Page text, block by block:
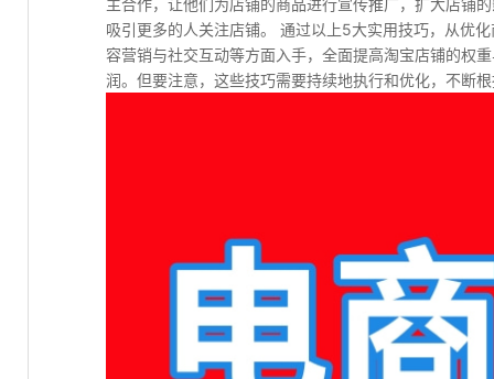
吸引更多的人关注店铺。 通过以上5大实用技巧，从优
容营销与社交互动等方面入手，全面提高淘宝店铺的权
润。但要注意，这些技巧需要持续地执行和优化，不断